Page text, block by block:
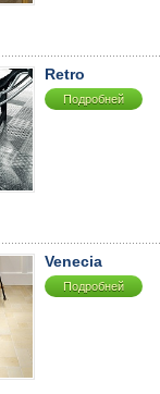
Retro
Подробней
Venecia
Подробней